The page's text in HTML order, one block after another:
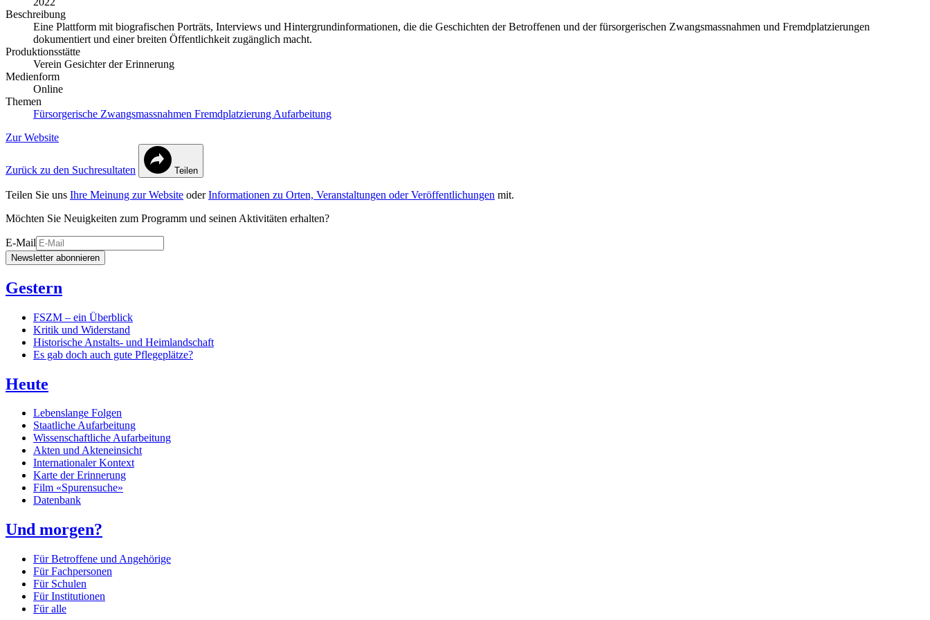
Beschreibung
Eine Plattform mit biografischen Porträts, Interviews und Hintergrundinformationen, die die Geschichten der Betroffenen und der fürsorgerischen Zwangsmassnahmen und Fremdplatzierungen
dokumentiert und einer breiten Öffentlichkeit zugänglich macht.
Produktionsstätte
Verein Gesichter der Erinnerung
Medienform
Online
Themen
Fürsorgerische Zwangsmassnahmen Fremdplatzierung Aufarbeitung
Zur Website
Zurück zu den Suchresultaten Teilen
Teilen Sie uns Ihre Meinung zur Website oderInformationen zu Orten, Veranstaltungen oder Veröffentlichungen mit.
Möchten Sie Neuigkeiten zum Programm und seinen Aktivitäten erhalten?
E-Mail
Newsletter abonnieren
Gestern
FSZM – ein Überblick
Kritik und Widerstand
Historische Anstalts- und Heimlandschaft
Es gab doch auch gute Pflegeplätze?
Heute
Lebenslange Folgen
Staatliche Aufarbeitung
Wissenschaftliche Aufarbeitung
Akten und Akteneinsicht
Internationaler Kontext
Karte der Erinnerung
Film «Spurensuche»
Datenbank
Und morgen?
Für Betroffene und Angehörige
Für Fachpersonen
Für Schulen
Für Institutionen
Für alle